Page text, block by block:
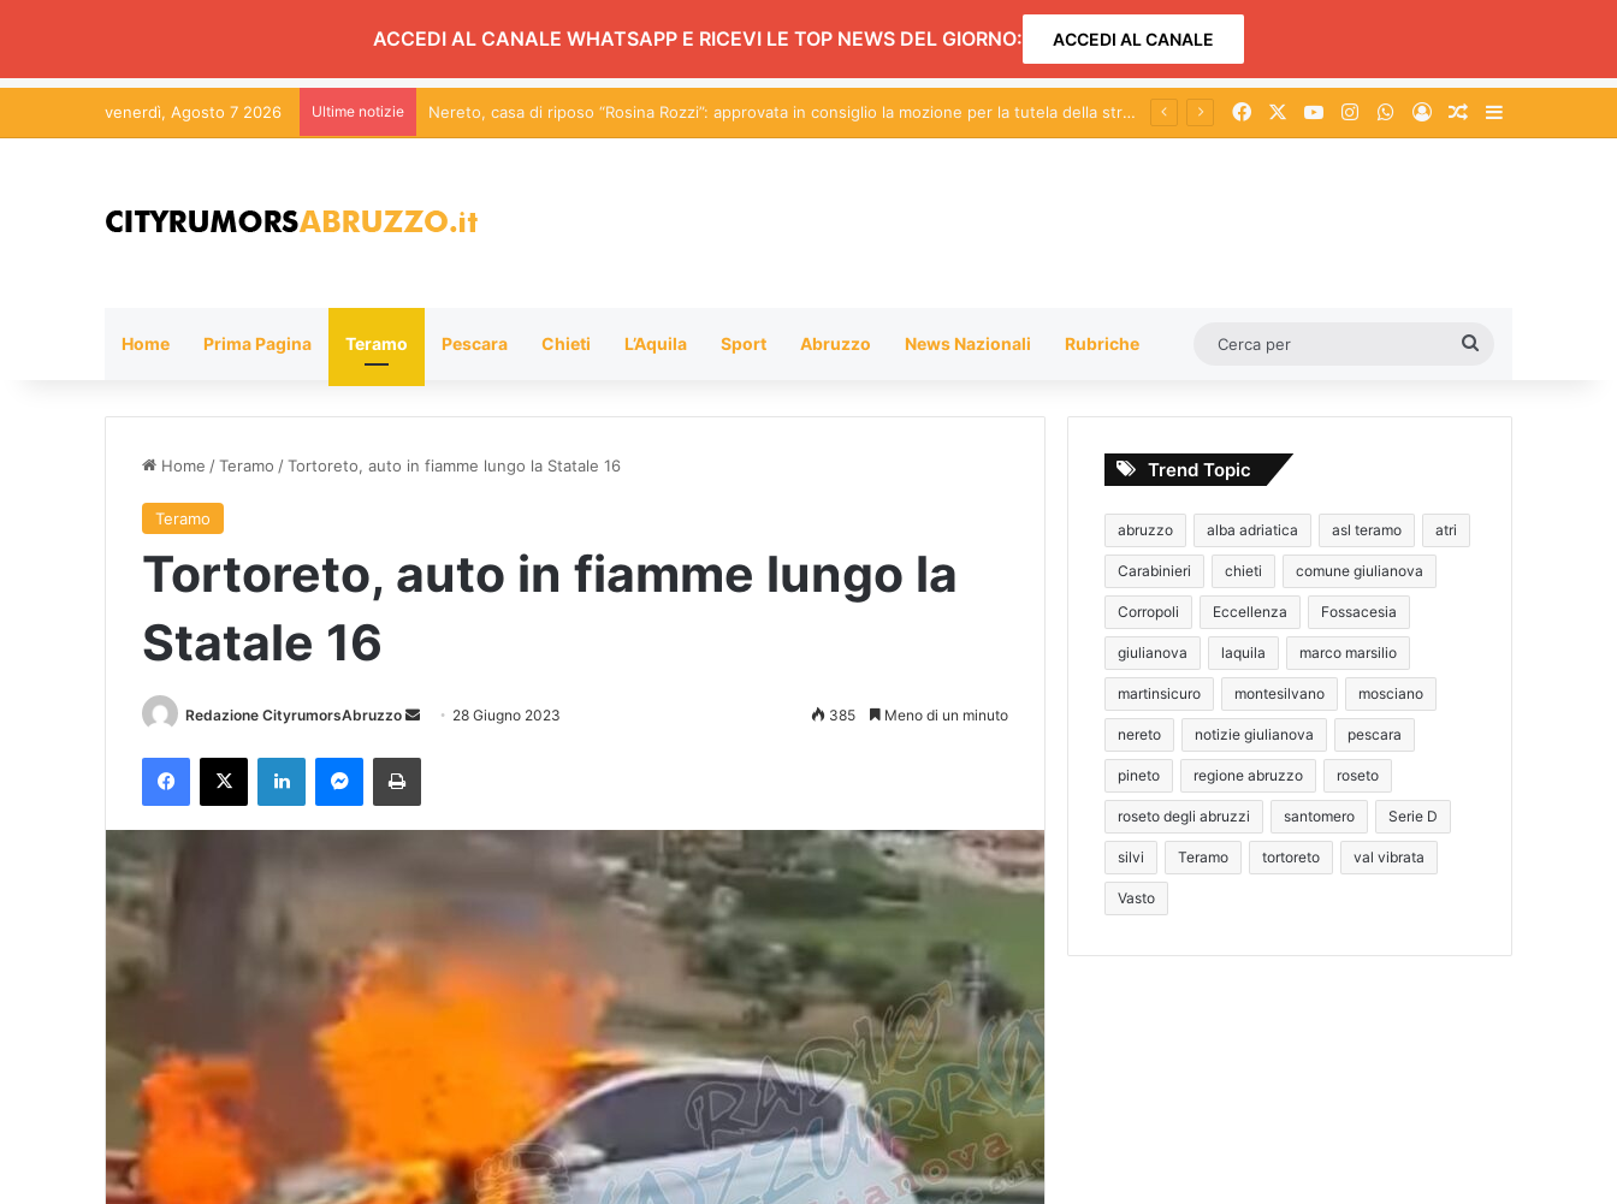
ACCEDI AL CANALE WHATSAPP E RICEVI LE TOP NEWS DEL GIORNO: ACCEDI AL CANALE
venerdì, Agosto 7 2026 Ultime notizie Abruzzo, la partita dell’acqua guarda già al 2027: candidature e nuovi equilibri tra L’Aquila e Teramo Facebook You TubeInstagramWhatsApp
AccediUn articolo a
Home Prima Pagina Teramo Pescara Chieti L’Aquila Sport Abruzzo News Nazionali Rubriche
Home /Teramo /Tortoreto, auto in fiamme lungo la Statale 16
Teramo
Tortoreto, auto in fiamme lungo la
Statale 16
Redazione CityrumorsAbruzzo
i
a
28 Giugno 2023 385 Meno di un minuto
Trend Topic
abruzzo alba adriatica asl teramo atri
Carabinieri chieti comune giulianova
Corropoli Eccellenza Fossacesia
giulianova laquila marco marsilio
martinsicuro montesilvano mosciano
nereto notizie giulianova pescara
pineto regione abruzzo roseto
roseto degli abruzzi santomero Serie D
silvi Teramo tortoreto val vibrata
Vasto